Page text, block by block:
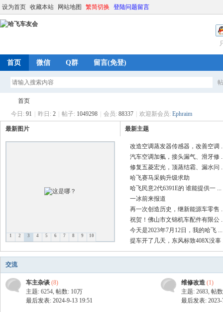
设为首页 收藏本站 网站地图 繁简切换 登陆问题留言
首页 微信 Q群 留言(免登)
飞
»
首页
今日: 91 昨日: 2 帖子: 1049298 会员: 88337 欢迎新会员: Ephraim
最新图片
1 2 3 4 5 6 7 8 9 10
最新主题
改造空调蒸发器传感器，改善空调
汽车空调加氟，接头漏气、滑牙修
修复五菱宏光，顶蒸结霜、漏水问
哈飞赛马采购升级求助
哈飞民意2代6391E的 谁能提供一 ...
一冰前来报道
再一次创造历史，继新能源车零售
祝贺！佛山市文锦机车配件有限公
今天是2023年7月12日，我的哈飞 ...
提车开了几天，东风标致408X没辜
交流
车主杂谈 (8)
主题: 6254, 帖数: 10万
最后发表: 2024-9-13 19:51
维修改造 (1)
主题: 2683, 帖
最后发表: 2023-